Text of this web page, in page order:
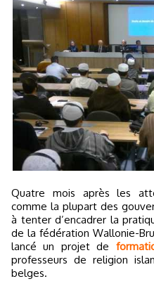
Quatre mois après les attentats de Paris, la Belgique,
comme la plupart des
à tenter d’encadrer la
de la fédération Wallonie-
lancé un projet de
professeurs de religion
belges.